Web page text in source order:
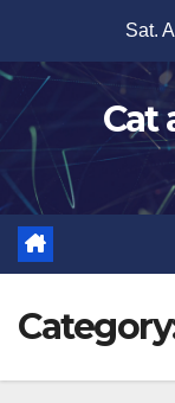
content
Sat.
Cat